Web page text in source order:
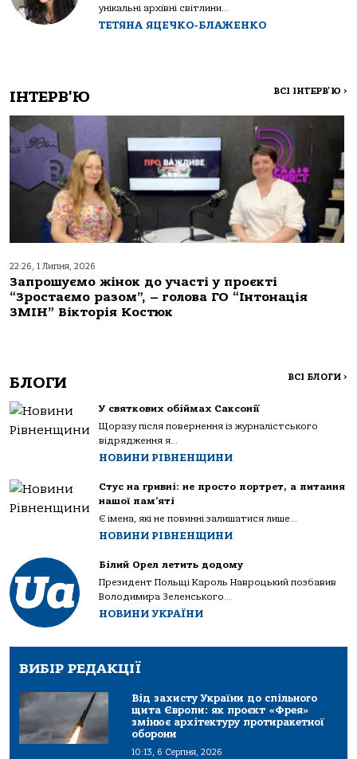
унікальні архівні світлини...
ТЕТЯНА ЯЦЕЧКО-БЛАЖЕНКО
ІНТЕРВ'Ю ВСІ ІНТЕРВ'Ю >
22:26, 1 Липня, 2026
Запрошуємо жінок до участі у проєкті
“Зростаємо разом”, – голова ГО “Інтонація
ЗМІН” Вікторія Костюк
БЛОГИ ВСІ БЛОГИ >
У святкових обіймах Саксонії
Щоразу після повернення із журналістського
відрядження я...
НОВИНИ РІВНЕНЩИНИ
Стус на гривні: не просто портрет, а питання
нашої пам’яті
Є імена, які не повинні залишатися лише...
НОВИНИ РІВНЕНЩИНИ
Білий Орел летить додому
Президент Польщі Кароль Навроцький позбавив
Володимира Зеленського...
НОВИНИ УКРАЇНИ
ВИБІР РЕДАКЦІЇ
Від захисту України до спільного
щита Європи: як проєкт «Фрея»
змінює архітектуру протиракетної
оборони
10:13, 6 Серпня, 2026